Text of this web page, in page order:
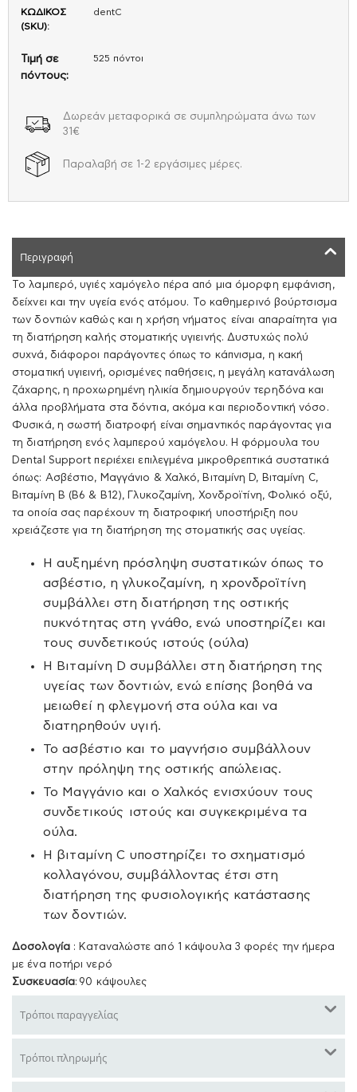
ΚΩΔΙΚΟΣ
(SKU):
dentC
Τιμή σε
πόντους:
525 πόντοι
Δωρεάν μεταφορικά σε συμπληρώματα άνω των
31€
Παραλαβή σε 1-2 εργάσιμες μέρες.
Περιγραφή
Το λαμπερό, υγιές χαμόγελο πέρα από μια όμορφη εμφάνιση,
δείχνει και την υγεία ενός ατόμου. Το καθημερινό βούρτσισμα
των δοντιών καθώς και η χρήση νήματος είναι απαραίτητα για
τη διατήρηση καλής στοματικής υγιεινής. Δυστυχώς πολύ
συχνά, διάφοροι παράγοντες όπως το κάπνισμα, η κακή
στοματική υγιεινή, ορισμένες παθήσεις, η μεγάλη κατανάλωση
ζάχαρης, η προχωρημένη ηλικία δημιουργούν τερηδόνα και
άλλα προβλήματα στα δόντια, ακόμα και περιοδοντική νόσο.
Φυσικά, η σωστή διατροφή είναι σημαντικός παράγοντας για
τη διατήρηση ενός λαμπερού χαμόγελου. Η φόρμουλα του
Dental Support περιέχει επιλεγμένα μικροθρεπτικά συστατικά
όπως: Ασβέστιο, Μαγγάνιο & Χαλκό, Βιταμίνη D, Βιταμίνη C,
Βιταμίνη Β (Β6 & Β12), Γλυκοζαμίνη, Χονδροϊτίνη, Φολικό οξύ,
τα οποία σας παρέχουν τη διατροφική υποστήριξη που
χρειάζεστε για τη διατήρηση της στοματικής σας υγείας.
Η αυξημένη πρόσληψη συστατικών όπως το
ασβέστιο, η γλυκοζαμίνη, η χρονδροϊτίνη
συμβάλλει στη διατήρηση της οστικής
πυκνότητας στη γνάθο, ενώ υποστηρίζει και
τους συνδετικούς ιστούς (ούλα)
H Βιταμίνη D συμβάλλει στη διατήρηση της
υγείας των δοντιών, ενώ επίσης βοηθά να
μειωθεί η φλεγμονή στα ούλα και να
διατηρηθούν υγιή.
Το ασβέστιο και το μαγνήσιο συμβάλλουν
στην πρόληψη της οστικής απώλειας.
Το Μαγγάνιο και ο Χαλκός ενισχύουν τους
συνδετικούς ιστούς και συγκεκριμένα τα
ούλα.
Η βιταμίνη C υποστηρίζει το σχηματισμό
κολλαγόνου, συμβάλλοντας έτσι στη
διατήρηση της φυσιολογικής κατάστασης
των δοντιών.
Δοσολογία : Καταναλώστε από 1 κάψουλα 3 φορές την ήμερα
με ένα ποτήρι νερό
Συσκευασία: 90 κάψουλες
Τρόποι παραγγελίας
Τρόποι πληρωμής